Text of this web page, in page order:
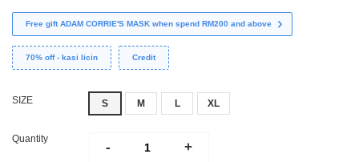
Free gift ADAM CORRIE'S MASK when spend RM200 and above
70% off - kasi licin Credit
SIZE S M L XL
Quantity
- +